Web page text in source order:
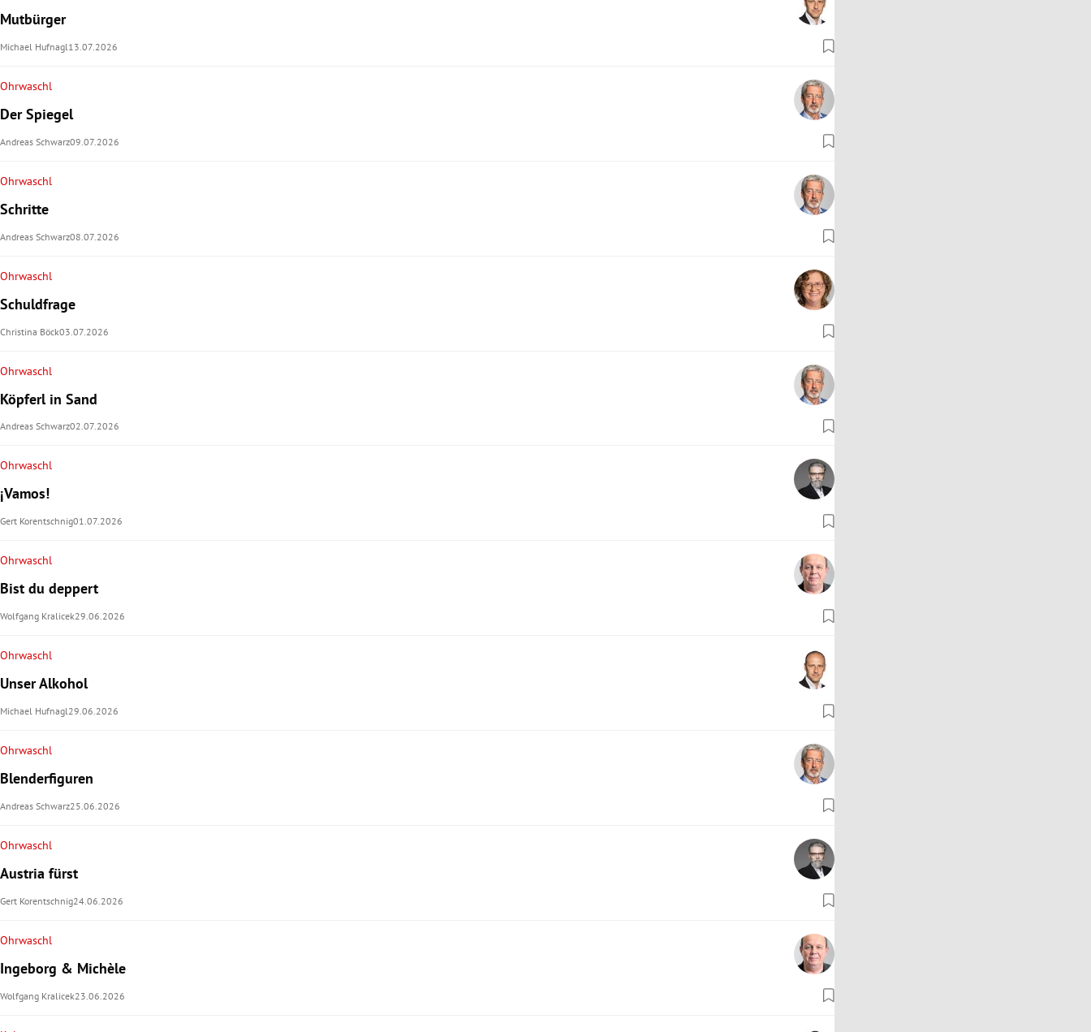
Mutbürger
Michael Hufnagl 13.07.2026
Ohrwaschl
Der Spiegel
Andreas Schwarz09.07.2026
Ohrwaschl
Schritte
Andreas Schwarz08.07.2026
Ohrwaschl
Schuldfrage
Christina Böck03.07.2026
Ohrwaschl
Köpferl in Sand
Andreas Schwarz02.07.2026
Ohrwaschl
¡Vamos!
Gert Korentschnig01.07.2026
Ohrwaschl
Bist du deppert
Wolfgang Kralicek29.06.2026
Ohrwaschl
Unser Alkohol
Michael Hufnagl29.06.2026
Ohrwaschl
Blenderfiguren
Andreas Schwarz25.06.2026
Ohrwaschl
Austria fürst
Gert Korentschnig24.06.2026
Ohrwaschl
Ingeborg & Michèle
Wolfgang Kralicek23.06.2026